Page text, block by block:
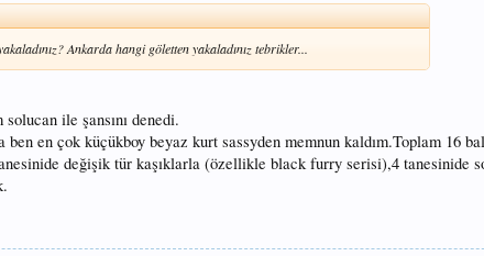
Ankarda hangi göletten yakaladınız tebrikler...
ile şansını denedi.
ben en çok küçükboy beyaz kurt sassyden memnun kaldım.Toplam 16
değişik tür kaşıklarla (özellikle black furry serisi),4 tanesinide